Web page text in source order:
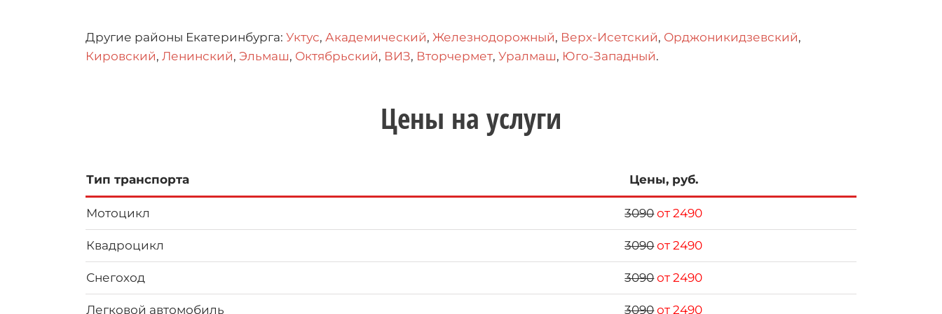
Другие районы Екатеринбурга: Уктус, Академический, Железнодорожный, Верх-Исетский, Орджоникидзевский,
Кировский, Ленинский, Эльмаш, Октябрьский, ВИЗ, Вторчермет, Уралмаш, Юго-Западный.
Цены на услуги
Тип транспорта Цены, руб.
Мотоцикл 3090от 2490
Квадроцикл 3090от 2490
Снегоход 3090от 2490
Легковой автомобиль 3090от 2490